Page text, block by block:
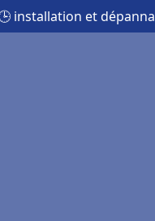
installation et